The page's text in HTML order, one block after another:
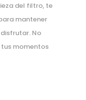
del filtro, te
mantener
No
tus momentos